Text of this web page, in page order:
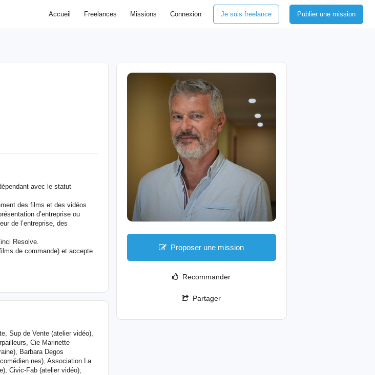
Accueil Freelances Missions Connexion Je suis freelance Publier une mission
avec le statut
des films et des vidéos
d’entreprise ou
de l’entreprise, des
Resolve.
de commande) et accepte
Sup de Vente (atelier vidéo),
Cie Marinette
Barbara Degos
Association La
Civic-Fab (atelier vidéo),
Proposer une mission
Recommander
Partager